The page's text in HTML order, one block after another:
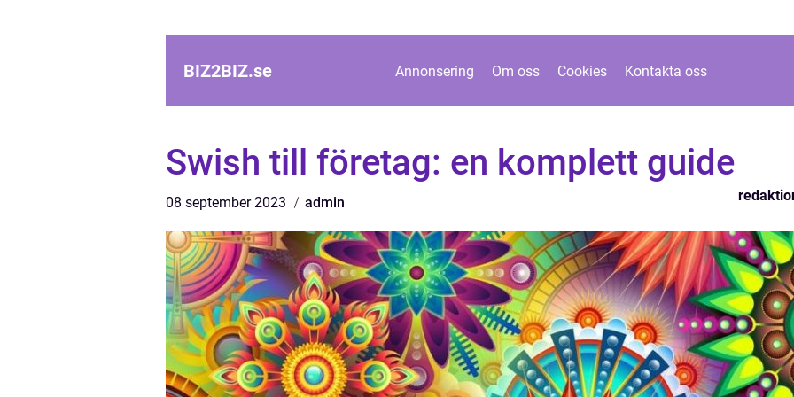
BIZ2BIZ.se Annonsering Om oss Cookies Kontakta oss
Swish till företag: en komplett guide
08 september 2023 admin